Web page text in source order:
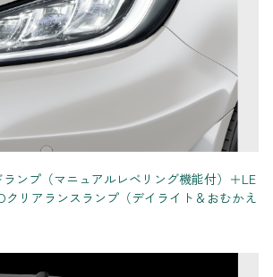
ンプ（マニュアルレベリング機能付）＋LE
クリアランスランプ（デイライト＆おむかえ